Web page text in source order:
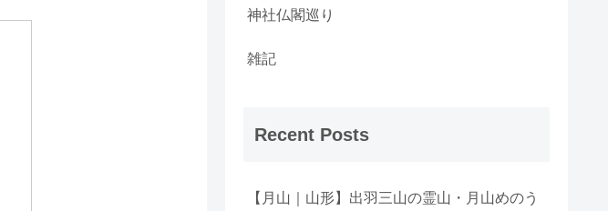
神社仏閣巡り
雑記
Recent Posts
【月山｜山形】出羽三山の霊山・月山めのう